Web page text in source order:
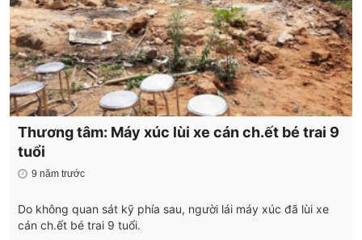
Thương tâm: Máy xúc lùi xe cán ch.ết bé trai 9
tuổi
9 năm trước
Do không quan sát kỹ phía sau, người lái máy xúc đã lùi xe
cán ch.ết bé trai 9 tuổi.